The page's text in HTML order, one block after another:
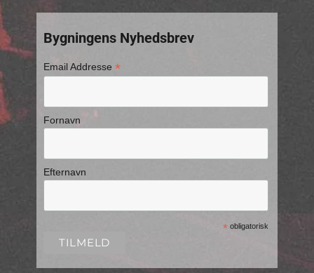
Bygningens Nyhedsbrev
Email Addresse*
Fornavn
Efternavn
* obligatorisk